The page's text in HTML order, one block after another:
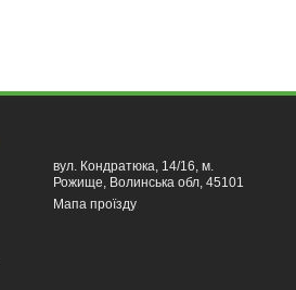
вул. Кондратюка, 14/16, м.
Рожище, Волинська обл, 45101
Мапа проїзду